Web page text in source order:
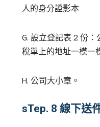
人的身分證影本
G. 設立登記表 2份：
稅單上的地址一模一
H. 公司大小章。
sTep. 8 線下送